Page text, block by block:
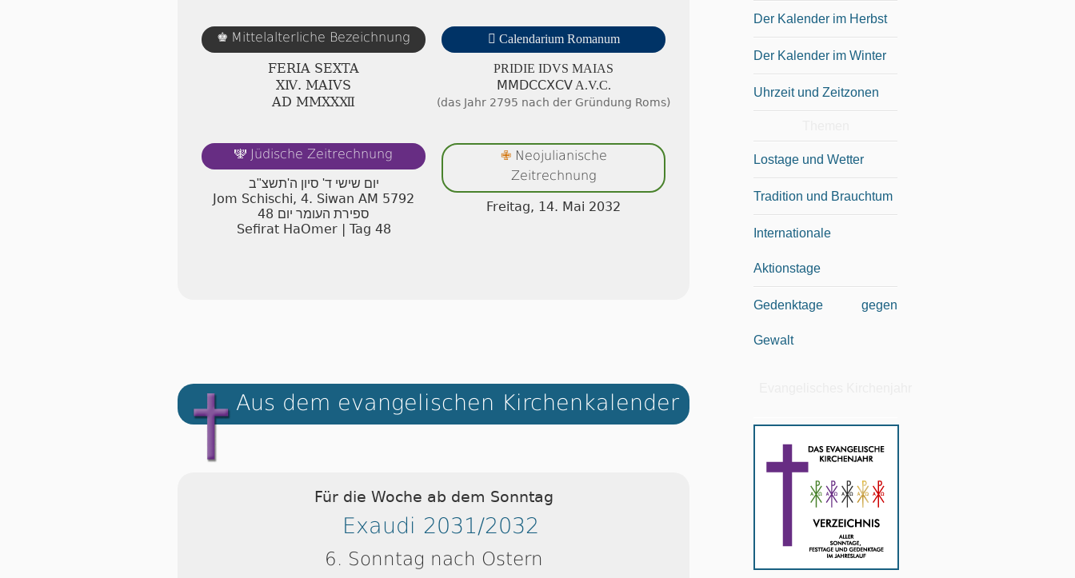
♚ Mittelalterliche Bezeichnung
FERIA SEXTA
ⅩⅣ. MAIVS
AD ⅯⅯⅩⅩⅫ
 Calendarium Romanum
PRIDIE IDVS MAIAS
ⅯⅯⅮⅭⅭⅩⅭⅤ A.V.C.
(das Jahr 2795 nach der Gründung Roms)
🕎 Jüdische Zeitrechnung
יום שישי ד' סיון ה'תשצ"ב
Jom Schischi, 4. Siwan AM 5792
48 ספירת העומר יום
Sefirat HaOmer | Tag 48
✙Neojulianische
Zeitrechnung
Freitag, 14. Mai 2032
Aus dem evangelischen Kirchenkalender
Für die Woche ab dem Sonntag
Exaudi 2031/2032
6. Sonntag nach Ostern
Der Kalender im Herbst
Der Kalender im Winter
Uhrzeit und Zeitzonen
Lostage und Wetter
Tradition und Brauchtum
Internationale
Aktionstage
Gedenktage gegen
Gewalt